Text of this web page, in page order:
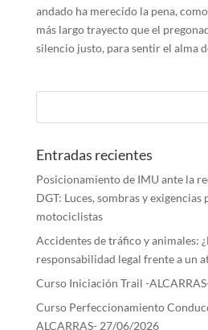
andado ha merecido la pena,
más largo trayecto que el
silencio justo, para sentir el alma
Entradas recientes
Posicionamiento de IMU ante la
DGT: Luces, sombras y exigencias
motociclistas
Accidentes de tráfico y animales:
responsabilidad legal frente a un
Curso Iniciación Trail -
Curso Perfeccionamiento
ALCARRAS- 27/06/2026